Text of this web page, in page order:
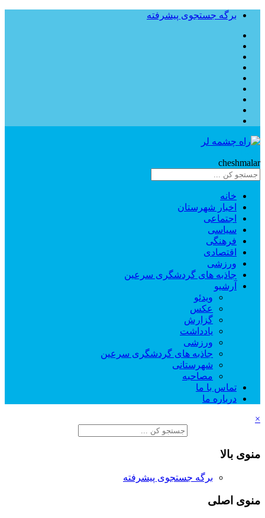
برگه جستجوی پیشرفته
cheshmalar
خانه
اخبار شهرستان
اجتماعی
سیاسی
فرهنگی
اقتصادی
ورزشی
جاذبه های گردشگری سرعین
آرشیو
ویدئو
عکس
گزارش
یادداشت
ورزشی
جاذبه های گردشگری سرعین
شهرستانی
مصاحبه
تماس با ما
درباره ما
×
منوی بالا
برگه جستجوی پیشرفته
منوی اصلی